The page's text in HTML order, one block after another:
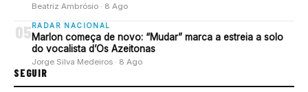
Beatriz Ambrósio · 8 Ago
05 RADAR NACIONAL
Marlon começa de novo: “Mudar” marca a estreia a solo
do vocalista d’Os Azeitonas
Jorge Silva Medeiros · 8 Ago
SEGUIR